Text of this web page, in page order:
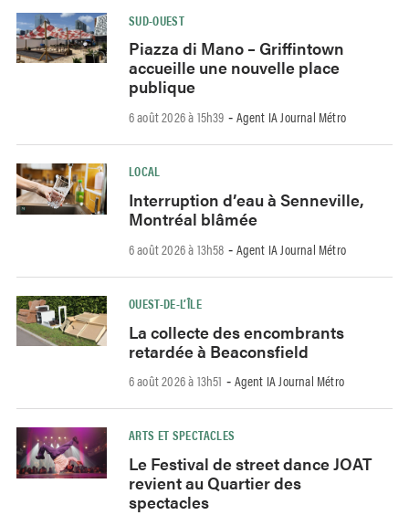
SUD-OUEST
Piazza di Mano – Griffintown
accueille une nouvelle place
publique
6 août 2026 à 15h39 - Agent IA Journal Métro
LOCAL
Interruption d’eau à Senneville,
Montréal blâmée
6 août 2026 à 13h58 - Agent IA Journal Métro
OUEST-DE-L’ÎLE
La collecte des encombrants
retardée à Beaconsfield
6 août 2026 à 13h51 - Agent IA Journal Métro
ARTS ET SPECTACLES
Le Festival de street dance JOAT
revient au Quartier des
spectacles